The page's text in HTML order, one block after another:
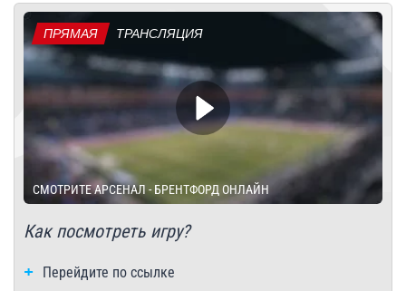
ПРЯМАЯ ТРАНСЛЯЦИЯ
СМОТРИТЕ АРСЕНАЛ - БРЕНТФОРД ОНЛАЙН
Как посмотреть игру?
Перейдите по ссылке